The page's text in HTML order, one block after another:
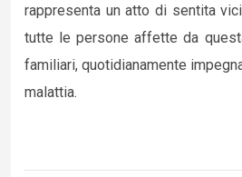
rappresenta un atto di sentita
tutte le persone affette da
familiari, quotidianamente
malattia.